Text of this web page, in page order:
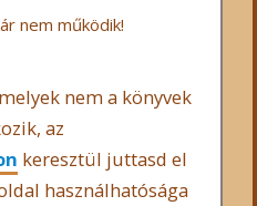
nem működik!
nem a könyvek
az
keresztül juttasd el
használhatósága